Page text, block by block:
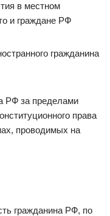
в местном
и граждане РФ
гражданина
РФ за пределами
права
проводимых на
гражданина РФ, по